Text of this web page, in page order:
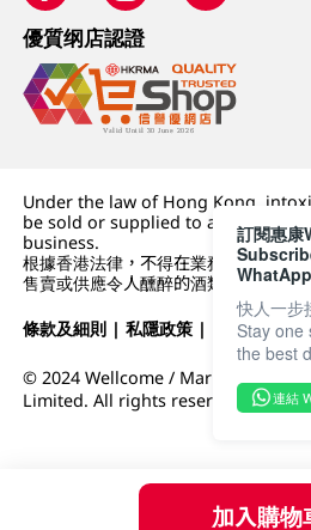
加入購物
優質纲店認證
Under the law of Hong Kong,
be sold or supplied to a minor
business.
根據香港法律，不得在業務過程中，向
售賣或供應令人醺醉的酒類。
條款及細則 |私隱政策 | DFI零售集團
© 2024 Wellcome / Market Place.
Limited. All rights reserved.
訂閱惠
快人一步
Stay one
the best
連結